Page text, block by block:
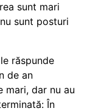
sunt mari
sunt posturi
răspunde
de an
mari, dar nu au
În